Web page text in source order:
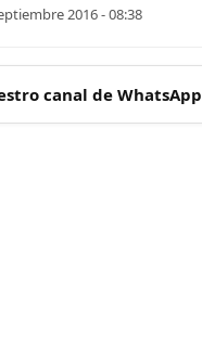
2016 - 08:38
canal de WhatsApp